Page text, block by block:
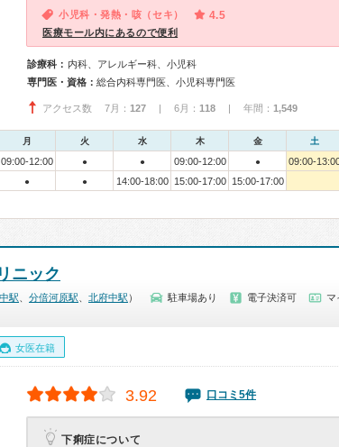
小児科・発熱・咳（セキ） 4.5
医療モール内にあるので便利
診療科： 内科、アレルギー科、小児科
専門医・資格： 総合内科専門医、小児科専門医
アクセス数 7月： 127 | 6月： 118 | 年間： 1,549
月 火 水 木 金 土
09:00-12:00 ● ● 09:00-12:00 ●
09:00-
● ● 14:00-18:00 15:00-17:00 15:00-17:00
ニック
駅 分倍河原駅 北府中駅 ） 駐車場あり 電子決済可
マ
女医在籍
3.92 口コミ5件
下痢症について